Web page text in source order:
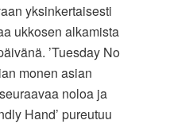
yksinkertaisesti
ukkosen alkamista
’Tuesday No
monen asian
noloa ja
Hand’ pureutuu